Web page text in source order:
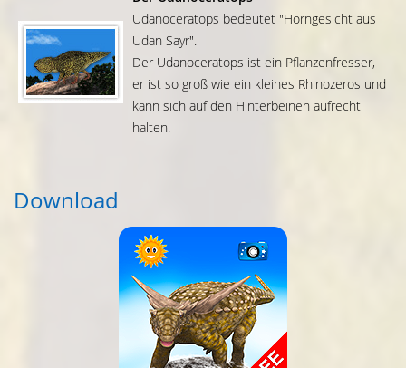
Udanoceratops bedeutet "Horngesicht aus
Udan Sayr".
Der Udanoceratops ist ein Pflanzenfresser,
er ist so groß wie ein kleines Rhinozeros und
kann sich auf den Hinterbeinen aufrecht
halten.
Download